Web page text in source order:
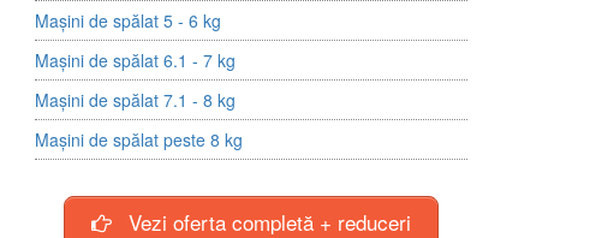
Mașini de spălat 5 - 6 kg
Mașini de spălat 6.1 - 7 kg
Mașini de spălat 7.1 - 8 kg
Mașini de spălat peste 8 kg
Vezi oferta completă + reduceri